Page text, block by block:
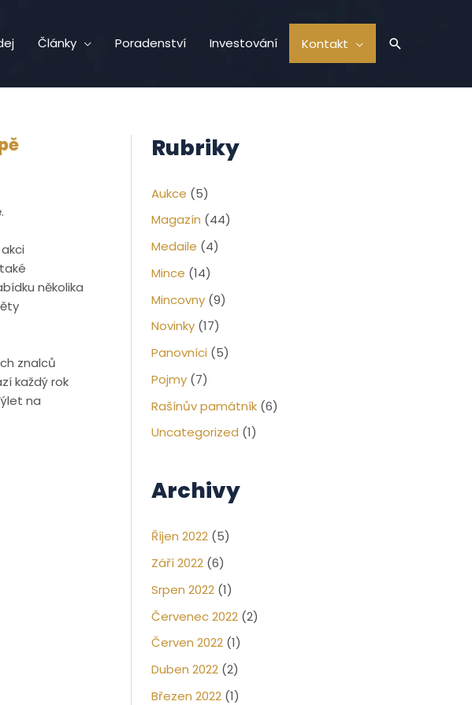
Články Poradenství Investování Kontakt Hledat
několika
znalců
každý rok
na
Rubriky
Aukce (5)
Magazín (44)
Medaile (4)
Mince (14)
Mincovny (9)
Novinky (17)
Panovníci (5)
Pojmy (7)
Rašínův památník (6)
Uncategorized (1)
Archivy
Říjen 2022 (5)
Září 2022 (6)
Srpen 2022 (1)
Červenec 2022 (2)
Červen 2022 (1)
Duben 2022 (2)
Březen 2022 (1)